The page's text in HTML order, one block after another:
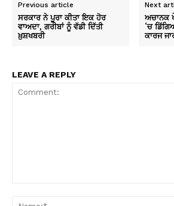
Previous article
ਸਰਕਾਰ ਨੇ ਪੂਰਾ ਕੀਤਾ ਇਕ ਹੋਰ
ਵਾਅਦਾ, ਗਰੀਬਾਂ ਨੂੰ ਵੱਡੀ ਦਿੱਤੀ
ਖ਼ੁਸ਼ਖਬਰੀ
Next
ਅਚਾਨਕ
‘ਚ
ਕਾਰਜ
LEAVE A REPLY